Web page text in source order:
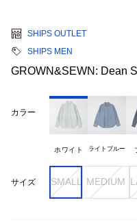
SHIPS OUTLET
SHIPS MEN
GROWN&SEWN: Dean
カラー
ホワイト ライトブルー
サイズ SMALL MEDIUM